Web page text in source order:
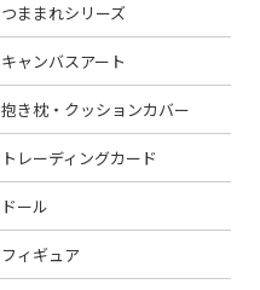
つままれシリーズ
キャンバスアート
抱き枕・クッションカバー
トレーディングカード
ドール
フィギュア